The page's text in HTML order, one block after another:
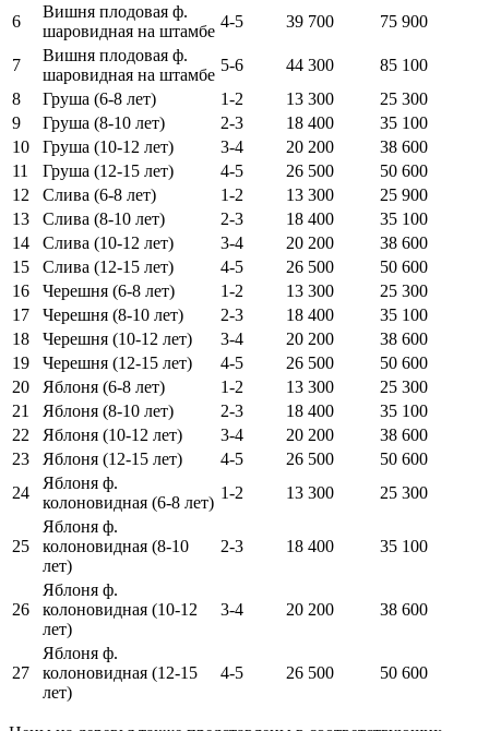
6
Вишня плодовая ф.
шаровидная на штамбе
4-5 39 700 75 900
7
Вишня плодовая ф.
шаровидная на штамбе
5-6 44 300
85 100
8
Груша (6-8 лет) 1-2 13 300
25 300
9
Груша (8-10 лет) 2-3 18 400
35 100
10
Груша (10-12 лет) 3-4 20 200
38 600
11
Груша (12-15 лет) 4-5 26 500
50 600
12
Слива (6-8 лет) 1-2 13 300
25 900
13
Слива (8-10 лет) 2-3 18 400
35 100
14
Слива (10-12 лет) 3-4 20 200
38 600
15
Слива (12-15 лет) 4-5 26 500
50 600
16
Черешня (6-8 лет) 1-2 13 300
25 300
17
Черешня (8-10 лет) 2-3 18 400
35 100
18
Черешня (10-12 лет) 3-4 20 200
38 600
19
Черешня (12-15 лет) 4-5 26 500
50 600
20
Яблоня (6-8 лет) 1-2 13 300
25 300
21
Яблоня (8-10 лет) 2-3 18 400
35 100
22
Яблоня (10-12 лет) 3-4 20 200
38 600
23
Яблоня (12-15 лет) 4-5 26 500
50 600
24
Яблоня ф.
колоновидная (6-8 лет)
1-2 13 300 25 300
25
Яблоня ф.
колоновидная (8-10
лет)
2-3 18 400 35 100
26
Яблоня ф.
колоновидная (10-12
лет)
3-4 20 200 38 600
27
Яблоня ф.
колоновидная (12-15
лет)
4-5 26 500 50 600